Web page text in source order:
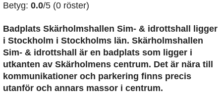
Betyg: 0.0/5 (0 röster)
Badplats Skärholmshallen Sim- & idrottshall
ligger
i Stockholm i Stockholms län. Skärholmshallen
Sim- & idrottshall är en badplats som ligger i
utkanten av Skärholmens centrum. Det är nära till
kommunikationer och parkering finns precis
utanför och annars massor i centrum.